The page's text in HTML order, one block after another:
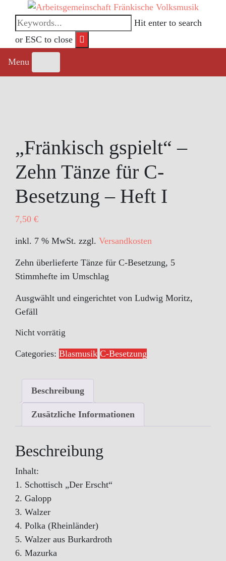
content
Hit enter to search
or ESC to close
Menu
„Fränkisch gspielt“ –
Zehn Tänze für C-
Besetzung – Heft I
7,50 €
inkl. 7 % MwSt. zzgl. Versandkosten
Zehn überlieferte Tänze für C-Besetzung, 5
Stimmhefte im Umschlag
Ausgwählt und eingerichtet von Ludwig Moritz,
Gefäll
Nicht vorrätig
Categories: Blasmusik C-Besetzung
Beschreibung
Zusätzliche Informationen
Beschreibung
Inhalt:
1. Schottisch „Der Erscht“
2. Galopp
3. Walzer
4. Polka (Rheinländer)
5. Walzer aus Burkardroth
6. Mazurka